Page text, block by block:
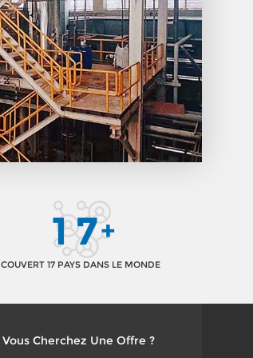
17+
COUVERT 17 PAYS DANS LE MONDE
Vous Cherchez Une Offre ?